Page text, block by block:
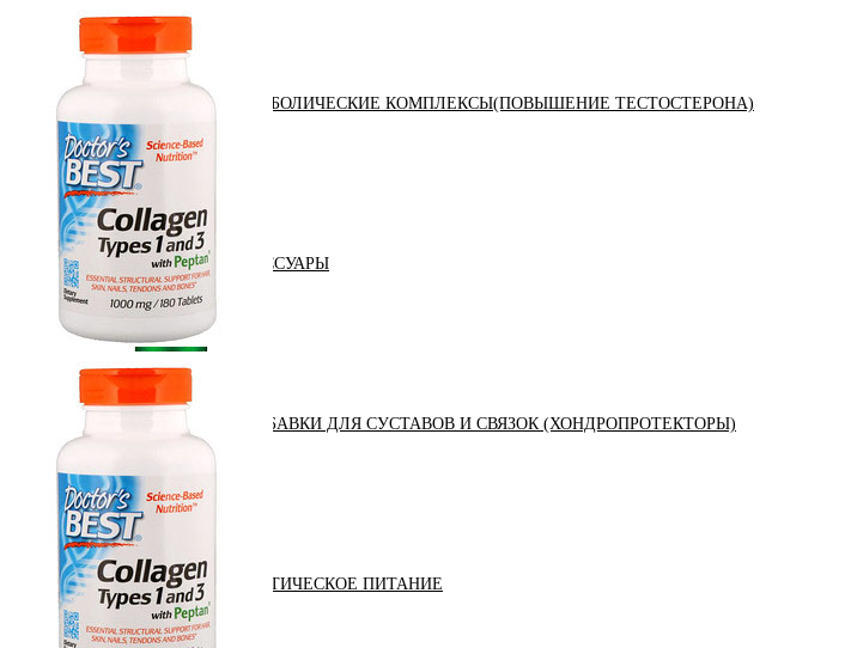
АНАБОЛИЧЕСКИЕ КОМПЛЕКСЫ(ПОВЫШЕНИЕ ТЕСТОСТЕРОНА)
АКСЕССУАРЫ
ДОБАВКИ ДЛЯ СУСТАВОВ И СВЯЗОК (ХОНДРОПРОТЕКТОРЫ)
ДИЕТИЧЕСКОЕ ПИТАНИЕ